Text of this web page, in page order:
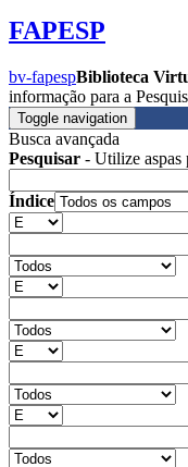
FAPESP
bv-fapespBiblioteca
informação para a
Toggle navigation
Busca avançada
Pesquisar - Utilize aspas
Índice